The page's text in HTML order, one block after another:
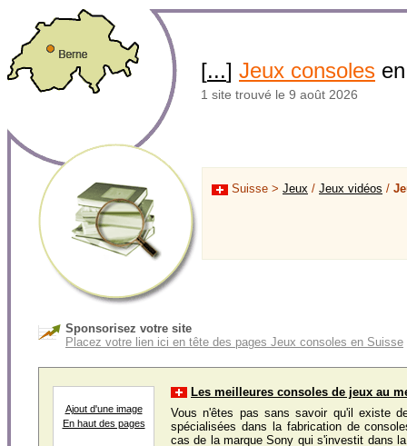
[...] Jeux consoles
1 site trouvé le 9 août 2026
Suisse > Jeux / Jeux vidéos /
Sponsorisez votre site
Placez votre lien ici en tête des pages Jeux consoles en Suisse
Ajout d'une image
En haut des pages
Les meilleures consoles de jeux au
Vous n'êtes pas sans savoir qu'il existe
spécialisées dans la fabrication de
cas de la marque Sony qui s'investit dans